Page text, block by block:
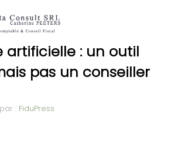
artificielle : un outil
pas un conseiller
: FiduPress